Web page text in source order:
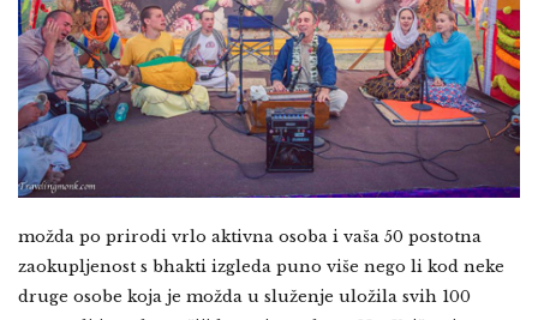
možda po prirodi vrlo aktivna osoba i vaša 50 postotna
zaokupljenost s bhakti izgleda puno više nego li kod neke
druge osobe koja je možda u služenje uložila svih 100